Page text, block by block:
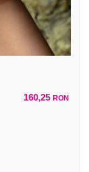
160,25 RON